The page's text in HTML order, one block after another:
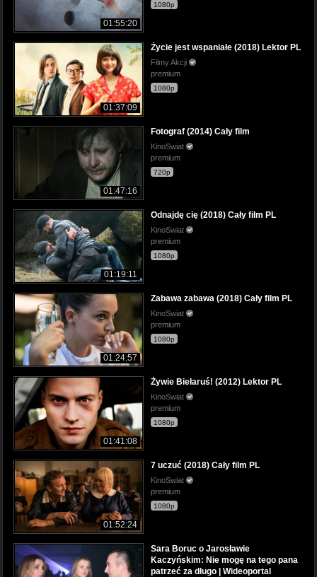
01:55:20
1080p
01:37:09
Życie jest wspaniałe (2018) Lektor PL
Filmy Akcji
premium
1080p
01:47:16
Fotograf (2014) Cały film
KinoSwiat
premium
720p
01:19:11
Odnajdę cię (2018) Cały film PL
KinoSwiat
premium
1080p
01:24:57
Zabawa zabawa (2018) Cały film PL
KinoSwiat
premium
1080p
01:41:08
Żywie Biełaruś! (2012) Lektor PL
KinoSwiat
premium
1080p
01:52:24
7 uczuć (2018) Cały film PL
KinoSwiat
premium
1080p
Sara Boruc o Jarosławie
Kaczyńskim: Nie mogę na tego pana
patrzeć za długo | Wideoportal